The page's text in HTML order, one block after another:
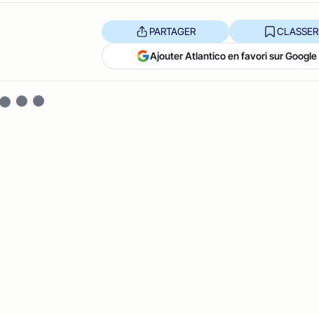
PARTAGER CLASSER
Ajouter Atlantico en favori sur Google